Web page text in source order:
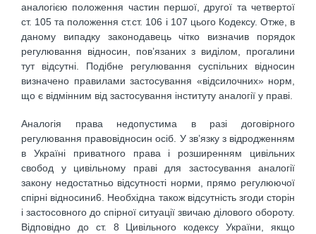
аналогією положення частин першої, другої та четвертої
ст. 105 та положення ст.ст. 106 і 107 цього Кодексу. Отже, в
даному випадку законодавець чітко визначив порядок
регулювання відносин, пов’язаних з виділом, прогалини
тут відсутні. Подібне регулювання суспільних відносин
визначено правилами застосування «відсилочних» норм,
що є відмінним від застосування інституту аналогії у праві.
Аналогія права недопустима в разі договірного
регулювання правовідносин осіб. У зв’язку з відродженням
в Україні приватного права і розширенням цивільних
свобод у цивільному праві для застосування аналогії
закону недостатньо відсутності норми, прямо регулюючої
спірні відносини6. Необхідна також відсутність згоди сторін
і застосовного до спірної ситуації звичаю ділового обороту.
Відповідно до ст. 8 Цивільного кодексу України, якщо